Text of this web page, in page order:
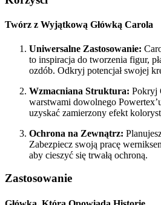
Twórz z Wyjątkową Główką Carola
Uniwersalne Zastosowanie:
to inspiracja do tworzenia figur,
ozdób. Odkryj potencjał swojej
Wzmacniana Struktura: Pokryj
warstwami dowolnego
uzyskać zamierzony efekt
Ochrona na Zewnątrz:
Zabezpiecz swoją pracę
aby cieszyć się trwałą ochroną.
Zastosowanie